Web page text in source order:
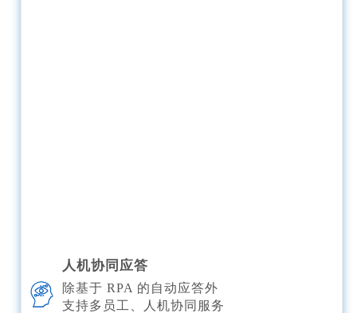
人机协同应答
除基于 RPA 的自动应答外
支持多员工、人机协同服务